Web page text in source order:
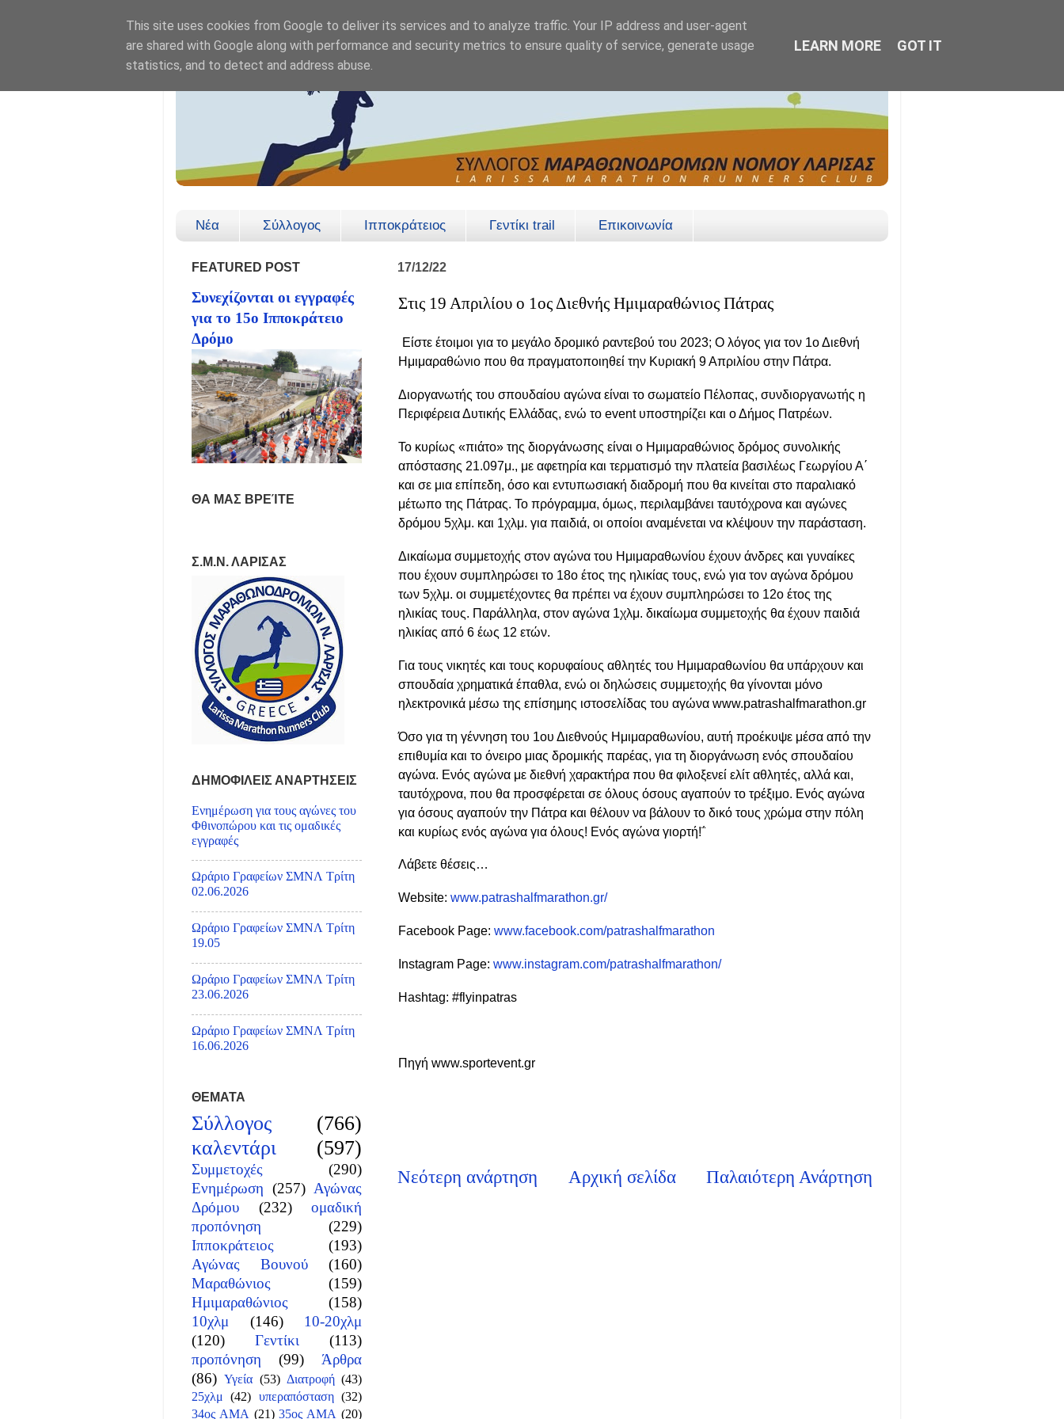
Νέα Σύλλογος Ιπποκράτειος Γεντίκι trail Επικοινωνία
17/12/22
Στις 19 Απριλίου ο 1ος Διεθνής Ημιμαραθώνιος Πάτρας
Είστε έτοιμοι για το μεγάλο δρομικό ραντεβού του 2023; Ο λόγος για τον 1ο Διεθνή
Ημιμαραθώνιο που θα πραγματοποιηθεί την Κυριακή 9 Απριλίου στην Πάτρα.
Διοργανωτής του σπουδαίου αγώνα είναι το σωματείο Πέλοπας, συνδιοργανωτής η
Περιφέρεια Δυτικής Ελλάδας, ενώ το event υποστηρίζει και ο Δήμος Πατρέων.
Το κυρίως «πιάτο» της διοργάνωσης είναι ο Ημιμαραθώνιος δρόμος συνολικής
απόστασης 21.097μ., με αφετηρία και τερματισμό την πλατεία βασιλέως Γεωργίου Α΄
και σε μια επίπεδη, όσο και εντυπωσιακή διαδρομή που θα κινείται στο παραλιακό
μέτωπο της Πάτρας. Το πρόγραμμα, όμως, περιλαμβάνει ταυτόχρονα και αγώνες
δρόμου 5χλμ. και 1χλμ. για παιδιά, οι οποίοι αναμένεται να κλέψουν την παράσταση.
Δικαίωμα συμμετοχής στον αγώνα του Ημιμαραθωνίου έχουν άνδρες και γυναίκες
που έχουν συμπληρώσει το 18ο έτος της ηλικίας τους, ενώ για τον αγώνα δρόμου
των 5χλμ. οι συμμετέχοντες θα πρέπει να έχουν συμπληρώσει το 12ο έτος της
ηλικίας τους. Παράλληλα, στον αγώνα 1χλμ. δικαίωμα συμμετοχής θα έχουν παιδιά
ηλικίας από 6 έως 12 ετών.
Για τους νικητές και τους κορυφαίους αθλητές του Ημιμαραθωνίου θα υπάρχουν και
σπουδαία χρηματικά έπαθλα, ενώ οι δηλώσεις συμμετοχής θα γίνονται μόνο
ηλεκτρονικά μέσω της επίσημης ιστοσελίδας του αγώνα www.patrashalfmarathon.gr
Όσο για τη γέννηση του 1ου Διεθνούς Ημιμαραθωνίου, αυτή προέκυψε μέσα από την
επιθυμία και το όνειρο μιας δρομικής παρέας, για τη διοργάνωση ενός σπουδαίου
αγώνα. Ενός αγώνα με διεθνή χαρακτήρα που θα φιλοξενεί ελίτ αθλητές, αλλά και,
ταυτόχρονα, που θα προσφέρεται σε όλους όσους αγαπούν το τρέξιμο. Ενός αγώνα
για όσους αγαπούν την Πάτρα και θέλουν να βάλουν το δικό τους χρώμα στην πόλη
και κυρίως ενός αγώνα για όλους! Ενός αγώνα γιορτή!΅
Λάβετε θέσεις…
Website: www.patrashalfmarathon.gr/
Facebook Page: www.facebook.com/patrashalfmarathon
Instagram Page: www.instagram.com/patrashalfmarathon/
Hashtag: #flyinpatras
Πηγή www.sportevent.gr
Νεότερη ανάρτηση Παλαιότερη Ανάρτηση
Αρχική σελίδα
FEATURED POST
Συνεχίζονται οι εγγραφές
για το 15ο Ιπποκράτειο
Δρόμο
ΘΑ ΜΑΣ ΒΡΕΊΤΕ
Σ.Μ.Ν. ΛΑΡΙΣΑΣ
ΔΗΜΟΦΙΛΕΙΣ ΑΝΑΡΤΗΣΕΙΣ
Ενημέρωση για τους αγώνες του
Φθινοπώρου και τις ομαδικές
εγγραφές
Ωράριο Γραφείων ΣΜΝΛ Τρίτη
02.06.2026
Ωράριο Γραφείων ΣΜΝΛ Τρίτη
19.05
Ωράριο Γραφείων ΣΜΝΛ Τρίτη
23.06.2026
Ωράριο Γραφείων ΣΜΝΛ Τρίτη
16.06.2026
ΘΕΜΑΤΑ
Σύλλογος
(766)
καλεντάρι
(597)
Συμμετοχές
(290)
Ενημέρωση (257) Αγώνας
Δρόμου
(232)
ομαδική
προπόνηση
(229)
Ιπποκράτειος
(193)
Αγώνας Βουνού
(160)
Μαραθώνιος
(159)
Ημιμαραθώνιος
(158)
10χλμ
(146)
10-20χλμ
(120)
Γεντίκι
(113)
προπόνηση
(99)
Άρθρα
(86) Υγεία (53) Διατροφή (43)
25χλμ (42) υπεραπόσταση (32)
34ος ΑΜΑ (21) 35ος ΑΜΑ (20)
This site uses cookies from Google to deliver its services and to analyze traffic. Your IP address and user-agent
are shared with Google along with performance and security metrics to ensure quality of service, generate usage
statistics, and to detect and address abuse.
LEARN MORE GOT IT